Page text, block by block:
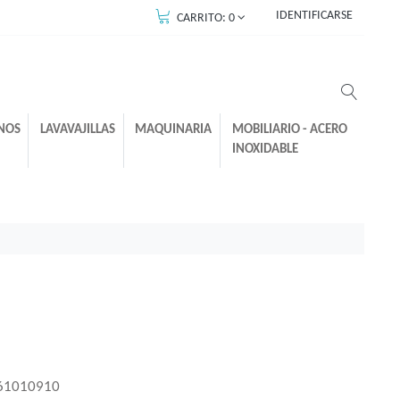
CARRITO:0 IDENTIFICARSE
LAVAVAJILLAS MAQUINARIA
MOBILIARIO - ACERO
INOXIDABLE